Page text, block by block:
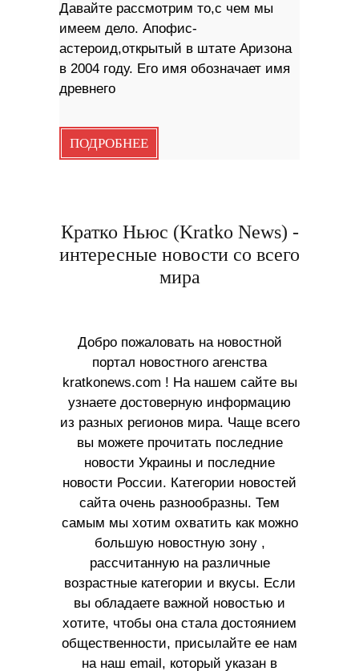
Давайте рассмотрим то,с чем мы
имеем дело. Апофис-
астероид,открытый в штате Аризона
в 2004 году. Его имя обозначает имя
древнего
ПОДРОБНЕЕ
Кратко Ньюс (Kratko News) -
интересные новости со всего
мира
Добро пожаловать на новостной
портал новостного агенства
kratkonews.com ! На нашем сайте вы
узнаете достоверную информацию
из разных регионов мира. Чаще всего
вы можете прочитать последние
новости Украины и последние
новости России. Категории новостей
сайта очень разнообразны. Тем
самым мы хотим охватить как можно
большую новостную зону ,
рассчитанную на различные
возрастные категории и вкусы. Если
вы обладаете важной новостью и
хотите, чтобы она стала достоянием
общественности, присылайте ее нам
на наш email, который указан в